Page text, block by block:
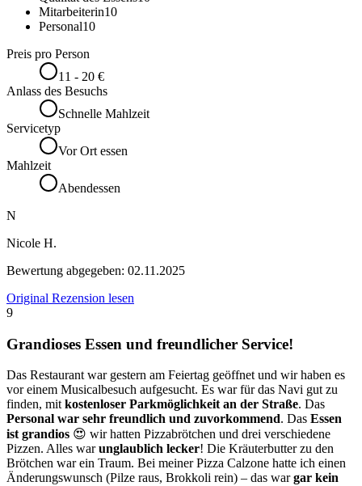
Mitarbeiterin10
Personal10
Preis pro Person
11 - 20 €
Anlass des Besuchs
Schnelle Mahlzeit
Servicetyp
Vor Ort essen
Mahlzeit
Abendessen
N
Nicole H.
Bewertung abgegeben: 02.11.2025
Original Rezension lesen
9
Grandioses Essen und freundlicher Service!
Das Restaurant war gestern am Feiertag geöffnet und wir haben es
vor einem Musicalbesuch aufgesucht. Es war für das Navi gut zu
finden, mit kostenloser Parkmöglichkeit an der Straße. Das
Personal war sehr freundlich und zuvorkommend. Das Essen
ist grandios 😍 wir hatten Pizzabrötchen und drei verschiedene
Pizzen. Alles warunglaublich lecker! Die Kräuterbutter zu den
Brötchen war ein Traum. Bei meiner Pizza Calzone hatte ich einen
Änderungswunsch (Pilze raus, Brokkoli rein) – das wargar kein